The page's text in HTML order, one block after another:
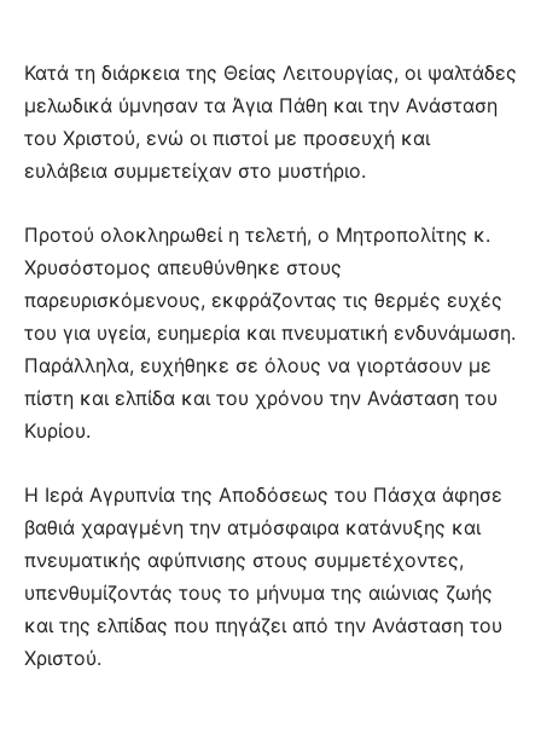
Κατά τη διάρκεια της Θείας Λειτουργίας, οι ψαλτάδες
μελωδικά ύμνησαν τα Άγια Πάθη και την Ανάσταση
του Χριστού, ενώ οι πιστοί με προσευχή και
ευλάβεια συμμετείχαν στο μυστήριο.
Προτού ολοκληρωθεί η τελετή, ο Μητροπολίτης κ.
Χρυσόστομος απευθύνθηκε στους
παρευρισκόμενους, εκφράζοντας τις θερμές ευχές
του για υγεία, ευημερία και πνευματική ενδυνάμωση.
Παράλληλα, ευχήθηκε σε όλους να γιορτάσουν με
πίστη και ελπίδα και του χρόνου την Ανάσταση του
Κυρίου.
Η Ιερά Αγρυπνία της Αποδόσεως του Πάσχα άφησε
βαθιά χαραγμένη την ατμόσφαιρα κατάνυξης και
πνευματικής αφύπνισης στους συμμετέχοντες,
υπενθυμίζοντάς τους το μήνυμα της αιώνιας ζωής
και της ελπίδας που πηγάζει από την Ανάσταση του
Χριστού.